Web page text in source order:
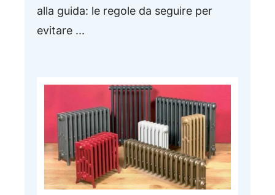
alla guida: le regole da seguire per
evitare ...